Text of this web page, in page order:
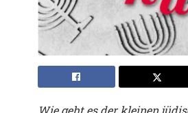
Wie geht es der kleinen